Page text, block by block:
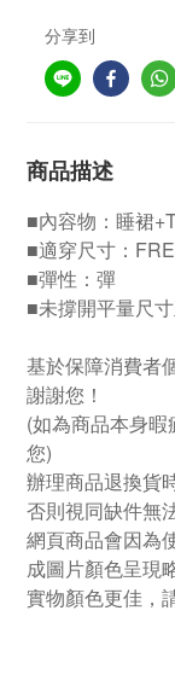
分享到
商品描述
■內容物：睡裙
■適穿尺寸：
■彈性：彈
■未撐開平量尺
基於保障消費者
謝謝您！
(如為商品本身
您)
辦理商品退換貨
否則視同缺件無
網頁商品會因為
成圖片顏色呈現
實物顏色更佳，